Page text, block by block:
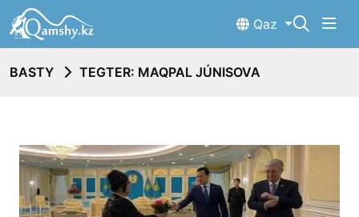
Qaz
BASTY TEGTER: MAQPAL JÚNISOVA